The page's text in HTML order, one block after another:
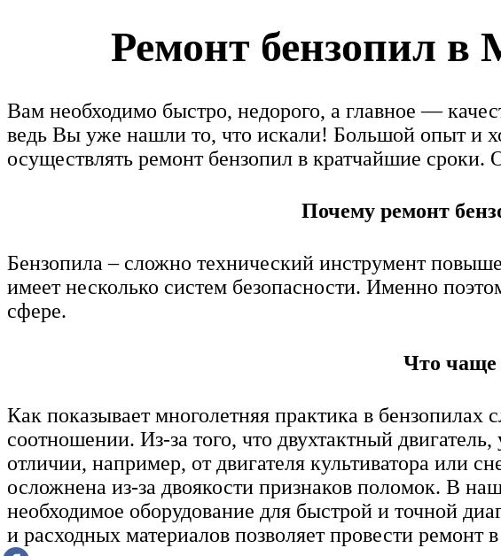
Ремонт бензопил в
Вам необходимо быстро, недорого, а главное —
ведь Вы уже нашли то, что искали! Большой опыт и
осуществлять ремонт бензопил в кратчайшие
Почему ремонт
Бензопила – сложно технический инструмент
имеет несколько систем безопасности. Именно
сфере.
Что чаще
Как показывает многолетняя практика в
соотношении. Из-за того, что двухтактный
отличии, например, от двигателя культиватора или
осложнена из-за двоякости признаков поломок. В
необходимое оборудование для быстрой и точной
и расходных материалов позволяет провести ремонт